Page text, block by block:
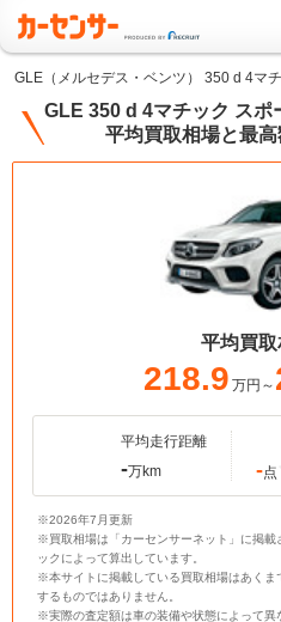
GLE（メルセデス・ベンツ） 350 d 4マ
GLE 350 d 4マチック スポ
平均買取相場と最
平均買
218.9 万円～
平均走行距離
-万km -点
※2026年7月更新
※買取相場は「カーセンサーネット」に掲載
ックによって算出しています。
※本サイトに掲載している買取相場はあく
するものではありません。
※実際の査定額は車の装備や状態によって異